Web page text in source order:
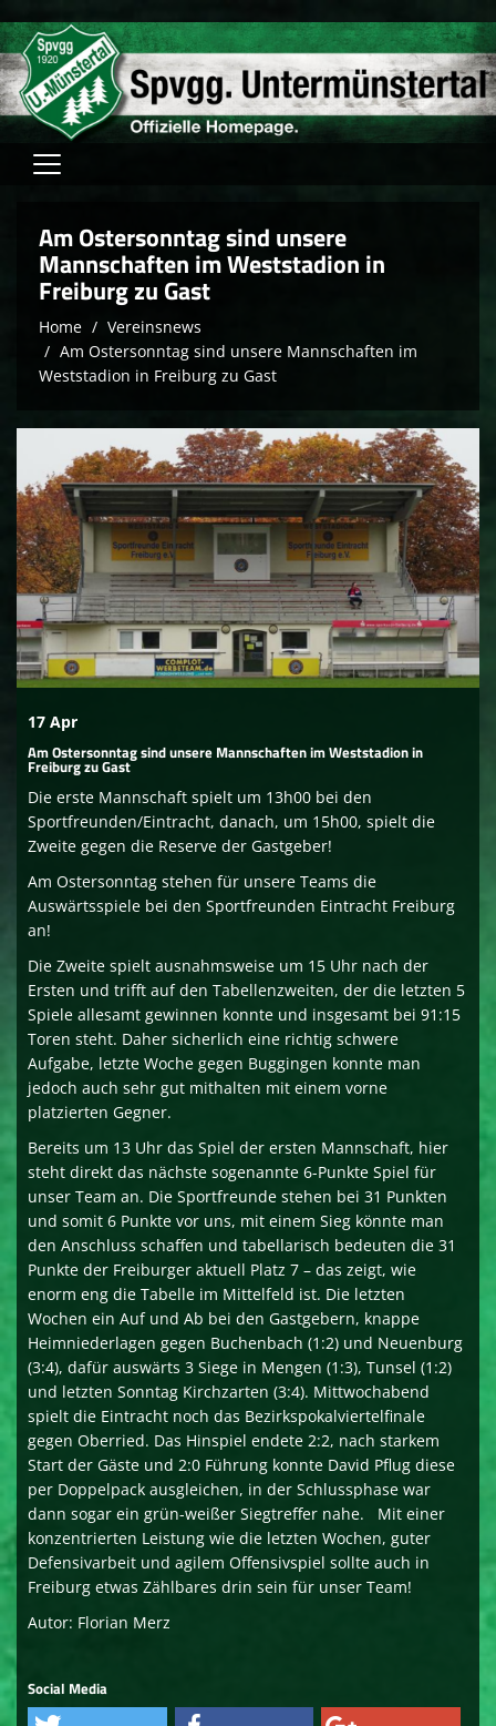
Verein
Fussball
Tischtennis
FAM
Sponsoren
Social media
Mitglied werden
Am Ostersonntag sind unsere
Mannschaften im Weststadion in
Freiburg zu Gast
Home
Vereinsnews
Am Ostersonntag sind unsere Mannschaften im
Weststadion in Freiburg zu Gast
17 Apr
Am Ostersonntag sind unsere Mannschaften im Weststadion in
Freiburg zu Gast
Die erste Mannschaft spielt um 13h00 bei den
Sportfreunden/Eintracht, danach, um 15h00, spielt die
Zweite gegen die Reserve der Gastgeber!
Am Ostersonntag stehen für unsere Teams die
Auswärtsspiele bei den Sportfreunden Eintracht Freiburg
an!
Die Zweite spielt ausnahmsweise um 15 Uhr nach der
Ersten und trifft auf den Tabellenzweiten, der die letzten 5
Spiele allesamt gewinnen konnte und insgesamt bei 91:15
Toren steht. Daher sicherlich eine richtig schwere
Aufgabe, letzte Woche gegen Buggingen konnte man
jedoch auch sehr gut mithalten mit einem vorne
platzierten Gegner.
Bereits um 13 Uhr das Spiel der ersten Mannschaft, hier
steht direkt das nächste sogenannte 6-Punkte Spiel für
unser Team an. Die Sportfreunde stehen bei 31 Punkten
und somit 6 Punkte vor uns, mit einem Sieg könnte man
den Anschluss schaffen und tabellarisch bedeuten die 31
Punkte der Freiburger aktuell Platz 7 – das zeigt, wie
enorm eng die Tabelle im Mittelfeld ist. Die letzten
Wochen ein Auf und Ab bei den Gastgebern, knappe
Heimniederlagen gegen Buchenbach (1:2) und Neuenburg
(3:4), dafür auswärts 3 Siege in Mengen (1:3), Tunsel (1:2)
und letzten Sonntag Kirchzarten (3:4). Mittwochabend
spielt die Eintracht noch das Bezirkspokalviertelfinale
gegen Oberried. Das Hinspiel endete 2:2, nach starkem
Start der Gäste und 2:0 Führung konnte David Pflug diese
per Doppelpack ausgleichen, in der Schlussphase war
dann sogar ein grün-weißer Siegtreffer nahe. Mit einer
konzentrierten Leistung wie die letzten Wochen, guter
Defensivarbeit und agilem Offensivspiel sollte auch in
Freiburg etwas Zählbares drin sein für unser Team!
Autor: Florian Merz
Social Media